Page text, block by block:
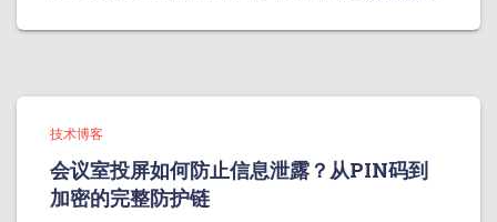
技术博客
会议室投屏如何防止信息泄露？从PIN码到
加密的完整防护链